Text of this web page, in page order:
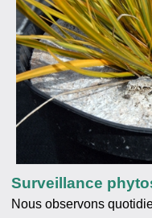
Surveillance
Nous observons